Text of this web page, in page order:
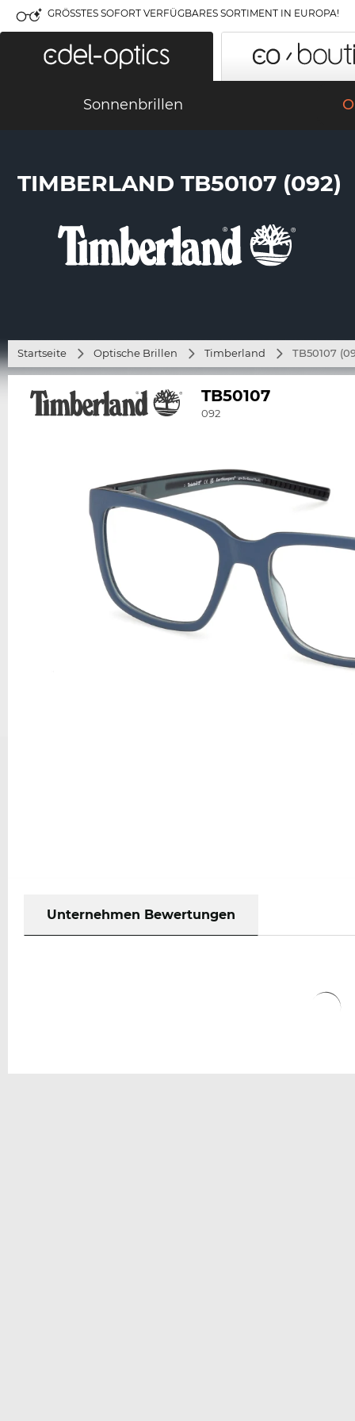
GRÖSSTES SOFORT VERFÜGBARES SORTIMENT IN EUROPA!
Sonnenbrillen
TIMBERLAND TB50107 (092)
Startseite Optische Brillen Timberland TB50107
TB50107
092
Unternehmen Bewertungen